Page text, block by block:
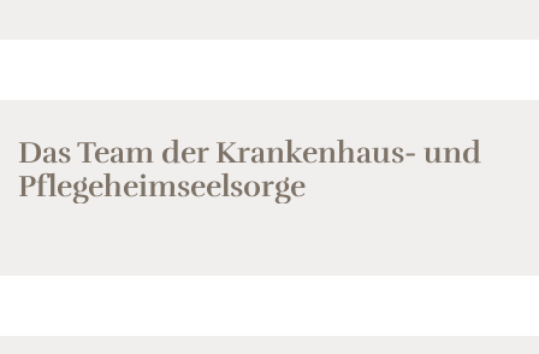
Das Team der Krankenhaus- und
Pflegeheimseelsorge